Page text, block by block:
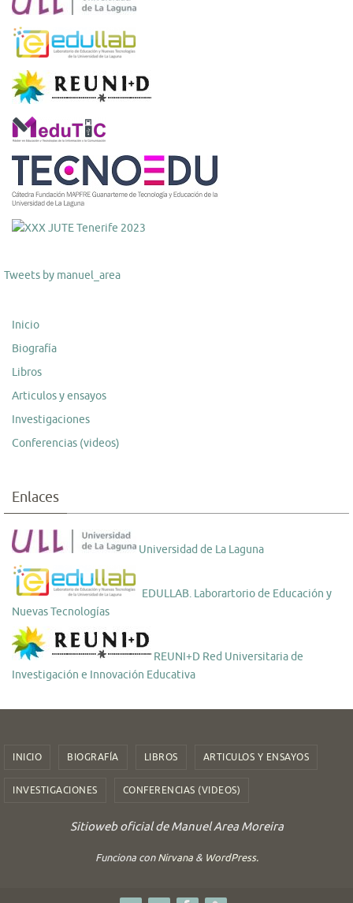
Tweets by manuel_area
Inicio
Biografía
Libros
Articulos y ensayos
Investigaciones
Conferencias (videos)
Enlaces
Universidad de La Laguna
EDULLAB. Laborartorio de Educación y
Nuevas Tecnologías
REUNI+D Red Universitaria de
Investigación e Innovación Educativa
INICIO BIOGRAFÍA LIBROS ARTICULOS Y ENSAYOS
INVESTIGACIONES CONFERENCIAS (VIDEOS)
Sitioweb oficial de Manuel Area Moreira
Funciona conNirvana& WordPress.